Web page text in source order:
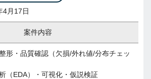
4月17日
案件内容
形・品質確認（欠損/外れ値/分布チェッ
（EDA）・可視化・仮説検証